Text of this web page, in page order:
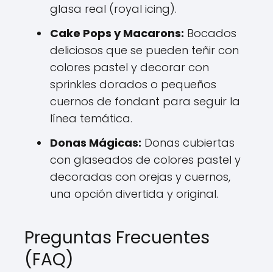
glasa real (royal icing).
Cake Pops y Macarons: Bocados
deliciosos que se pueden teñir con
colores pastel y decorar con
sprinkles dorados o pequeños
cuernos de fondant para seguir la
línea temática.
Donas Mágicas: Donas cubiertas
con glaseados de colores pastel y
decoradas con orejas y cuernos,
una opción divertida y original.
Preguntas Frecuentes
(FAQ)